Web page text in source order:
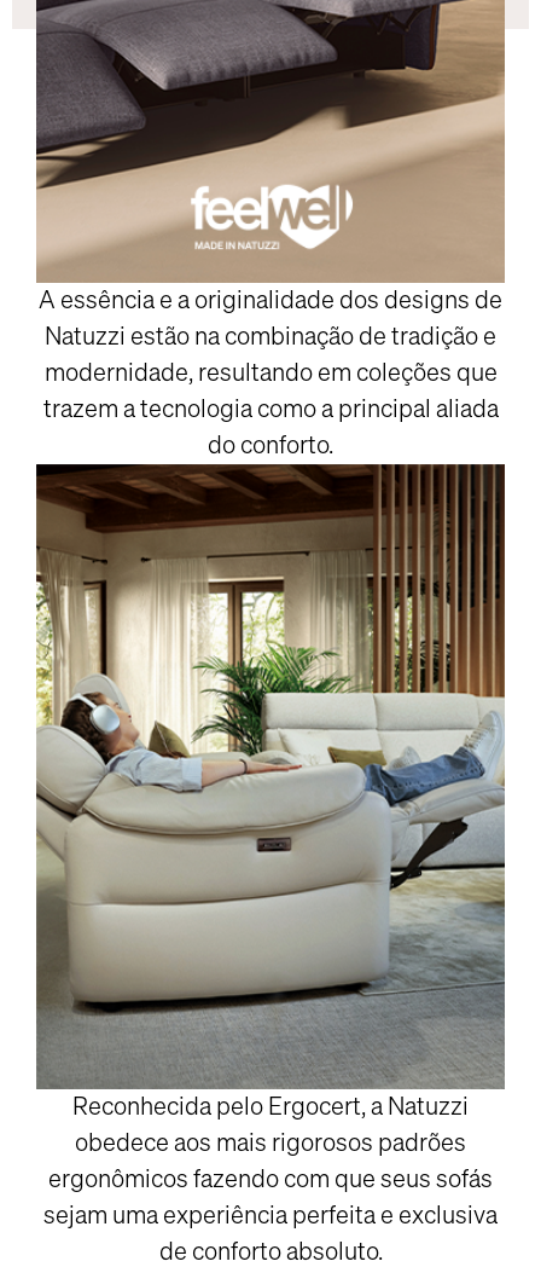
A essência e a originalidade dos designs de
Natuzzi estão na combinação de tradição e
modernidade, resultando em coleções que
trazem a tecnologia como a principal aliada
do conforto.
Reconhecida pelo Ergocert, a Natuzzi
obedece aos mais rigorosos padrões
ergonômicos fazendo com que seus sofás
sejam uma experiência perfeita e exclusiva
de conforto absoluto.